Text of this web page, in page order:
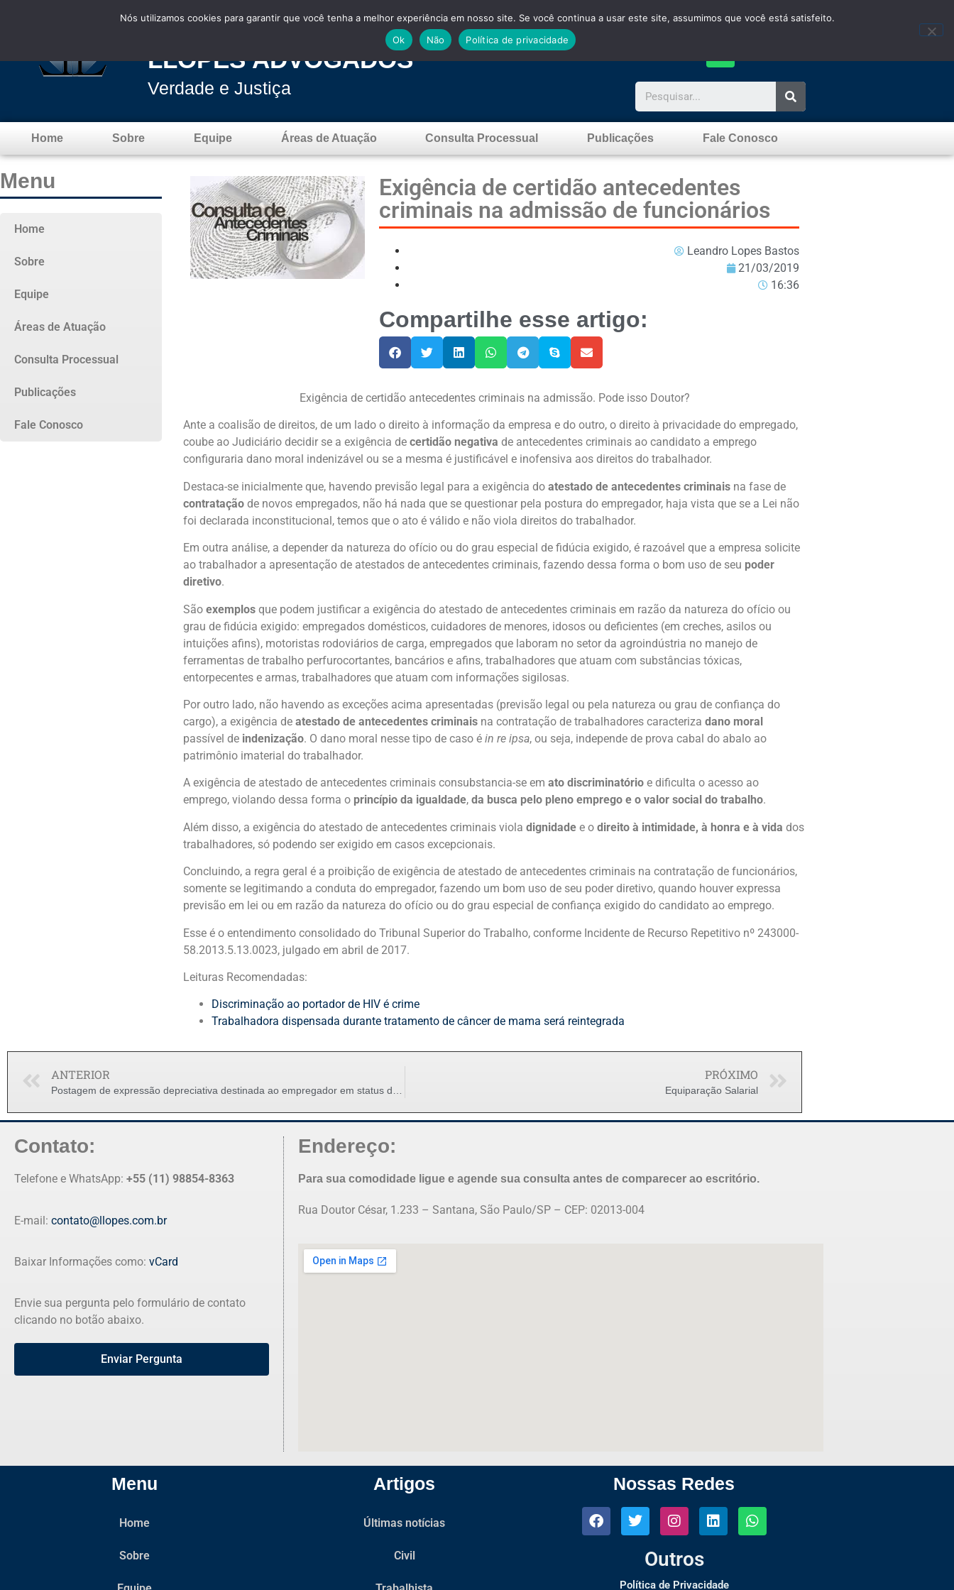
LLOPES ADVOGADOS
Verdade e Justiça
Home Sobre Equipe Áreas de Atuação Consulta Processual Publicações Fale Conosco
Menu
Home
Sobre
Equipe
Áreas de Atuação
Consulta Processual
Publicações
Fale Conosco
Exigência de certidão antecedentes
criminais na admissão de funcionários
Leandro Lopes Bastos
21/03/2019
16:36
Compartilhe esse artigo:
Exigência de certidão antecedentes criminais na admissão. Pode isso Doutor?
Ante a coalisão de direitos, de um lado o direito à informação da empresa e do outro, o direito à privacidade do empregado,
coube ao Judiciário decidir se a exigência de certidão negativa de antecedentes criminais ao candidato a emprego
configuraria dano moral indenizável ou se a mesma é justificável e inofensiva aos direitos do trabalhador.
Destaca-se inicialmente que, havendo previsão legal para a exigência do atestado de antecedentes criminais na fase de
contratação de novos empregados, não há nada que se questionar pela postura do empregador, haja vista que se a Lei não
foi declarada inconstitucional, temos que o ato é válido e não viola direitos do trabalhador.
Em outra análise, a depender da natureza do ofício ou do grau especial de fidúcia exigido, é razoável que a empresa solicite
ao trabalhador a apresentação de atestados de antecedentes criminais, fazendo dessa forma o bom uso de seu poder
diretivo.
São exemplos que podem justificar a exigência do atestado de antecedentes criminais em razão da natureza do ofício ou
grau de fidúcia exigido: empregados domésticos, cuidadores de menores, idosos ou deficientes (em creches, asilos ou
intuições afins), motoristas rodoviários de carga, empregados que laboram no setor da agroindústria no manejo de
ferramentas de trabalho perfurocortantes, bancários e afins, trabalhadores que atuam com substâncias tóxicas,
entorpecentes e armas, trabalhadores que atuam com informações sigilosas.
Por outro lado, não havendo as exceções acima apresentadas (previsão legal ou pela natureza ou grau de confiança do
cargo), a exigência de atestado de antecedentes criminais na contratação de trabalhadores caracteriza dano moral
passível de indenização. O dano moral nesse tipo de caso é in re ipsa, ou seja, independe de prova cabal do abalo ao
patrimônio imaterial do trabalhador.
A exigência de atestado de antecedentes criminais consubstancia-se em ato discriminatório e dificulta o acesso ao
emprego, violando dessa forma o princípio da igualdade, da busca pelo pleno emprego e o valor social do trabalho.
Além disso, a exigência do atestado de antecedentes criminais viola dignidade e o direito à intimidade, à honra e à vida dos
trabalhadores, só podendo ser exigido em casos excepcionais.
Concluindo, a regra geral é a proibição de exigência de atestado de antecedentes criminais na contratação de funcionários,
somente se legitimando a conduta do empregador, fazendo um bom uso de seu poder diretivo, quando houver expressa
previsão em lei ou em razão da natureza do ofício ou do grau especial de confiança exigido do candidato ao emprego.
Esse é o entendimento consolidado do Tribunal Superior do Trabalho, conforme Incidente de Recurso Repetitivo nº 243000-
58.2013.5.13.0023, julgado em abril de 2017.
Leituras Recomendadas:
Discriminação ao portador de HIV é crime
Trabalhadora dispensada durante tratamento de câncer de mama será reintegrada
ANTERIOR
Postagem de expressão depreciativa destinada ao empregador em status do WhatsApp configura justa causa
PRÓXIMO
Equiparação Salarial
Contato:
Telefone e WhatsApp: +55 (11) 98854-8363
E-mail: contato@llopes.com.br
Baixar Informações como: vCard
Envie sua pergunta pelo formulário de contato
clicando no botão abaixo.
Enviar Pergunta
Endereço:
Para sua comodidade ligue e agende sua consulta antes de comparecer ao escritório.
Rua Doutor César, 1.233 – Santana, São Paulo/SP – CEP: 02013-004
Menu
Home
Sobre
Artigos
Últimas notícias
Civil
Nossas Redes
Outros
Política de Privacidade
Nós utilizamos cookies para garantir que você tenha a melhor experiência em nosso site. Se você continua a usar este site, assumimos que você está satisfeito.
Ok
Não Política de privacidade